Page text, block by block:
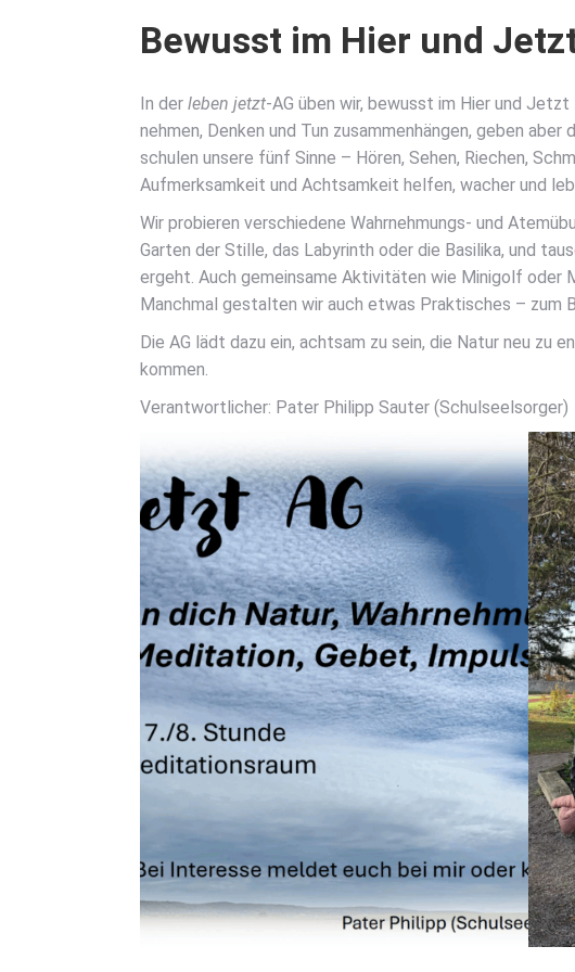
Bewusst im Hier und
In derleben jetzt-AG üben wir, bewusst im Hier und
neh­men, Den­ken und Tun zusam­men­hän­gen, geben aber
schu­len unse­re fünf Sin­ne – Hören, Sehen, Rie­chen,
Auf­merk­sam­keit und Acht­sam­keit hel­fen, wacher und
Wir pro­bie­ren ver­schie­de­ne Wahr­neh­mungs- und
Gar­ten der Stil­le, das Laby­rinth oder die Basi­li­ka, und
ergeht. Auch gemein­sa­me Akti­vi­tä­ten wie Mini­golf oder
Manch­mal gestal­ten wir auch etwas Prak­ti­sches – zum
Die AG lädt dazu ein, acht­sam zu sein, die Natur neu zu
kom­men.
Ver­ant­wort­li­cher: Pater Phil­ipp Sau­ter (Schul­seel­sor­ger)